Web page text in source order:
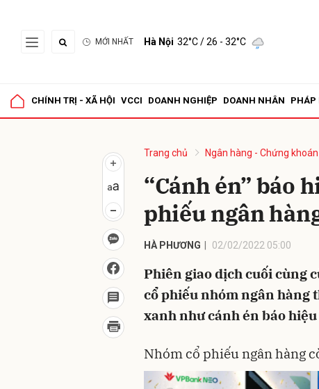
MỚI NHẤT Hà Nội 32°C/ 26 - 32°C
CHÍNH TRỊ - XÃ HỘI VCCI DOANH NGHIỆP DOANH NHÂN PHÁP
Trang chủ Ngân hàng - Chứng khoán
“Cánh én” báo
phiếu ngân
HÀ PHƯƠNG 02/02/2022 05:00
Phiên giao dịch cuối cùng
cổ phiếu nhóm ngân hàng
xanh như cánh én báo
Nhóm cổ phiếu ngân hàng